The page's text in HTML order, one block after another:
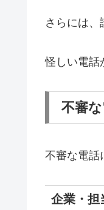
さらには、
怪しい電話
不審
不審な電話
企業・担